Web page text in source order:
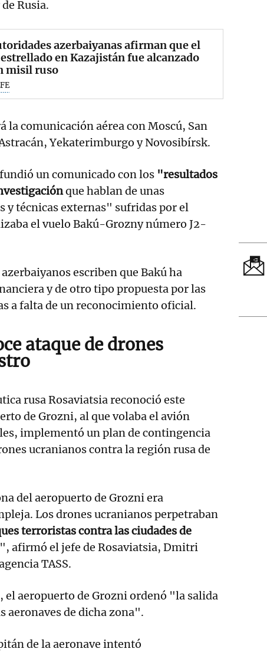
Rusia.
azerbaiyanas afirman que el
en Kazajistán fue alcanzado
misil ruso
la comunicación aérea con Moscú, San
Yekaterimburgo y Novosibírsk.
un comunicado con los "resultados
que hablan de unas
y técnicas externas" sufridas por el
el vuelo Bakú-Grozny número J2-
escriben que Bakú ha
y de otro tipo propuesta por las
a falta de un reconocimiento oficial.
ataque de drones
rusa Rosaviatsia reconoció este
de Grozni, al que volaba el avión
implementó un plan de contingencia
ucranianos contra la región rusa de
del aeropuerto de Grozni era
Los drones ucranianos perpetraban
terroristas contra las ciudades de
", afirmó el jefe de Rosaviatsia, Dmitri
TASS.
el aeropuerto de Grozni ordenó "la salida
aeronaves de dicha zona".
de la aeronave intentó